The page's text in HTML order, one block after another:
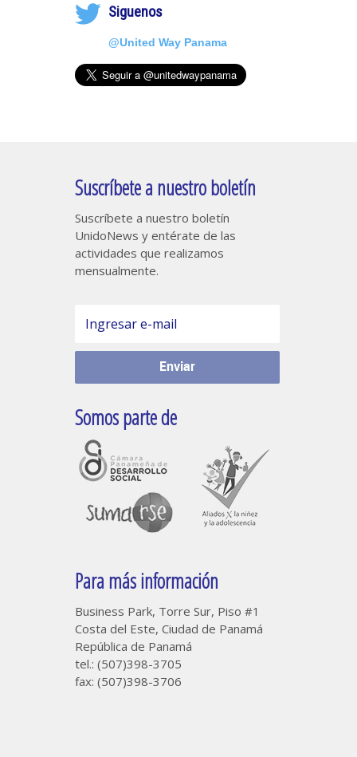
Siguenos
@United Way Panama
Suscríbete a nuestro boletín
Suscríbete a nuestro boletín
UnidoNews y entérate de las
actividades que realizamos
mensualmente.
Somos parte de
Para más información
Business Park, Torre Sur, Piso #1
Costa del Este, Ciudad de Panamá
República de Panamá
tel.: (507)398-3705
fax: (507)398-3706